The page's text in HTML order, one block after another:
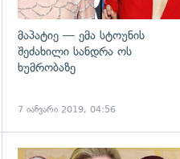
მაპატიე — ემა სტოუნის
შეძახილი სანდრა ოს
ხუმრობაზე
7 იანვარი 2019, 04:56